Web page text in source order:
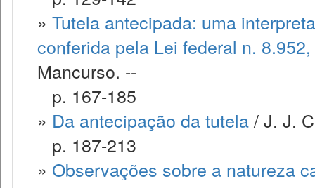
» Tutela antecipada: uma
conferida pela Lei federal n.
Mancurso. --
p. 167-185
» Da antecipação da tutela/ J. J.
p. 187-213
» Observações sobre a natureza